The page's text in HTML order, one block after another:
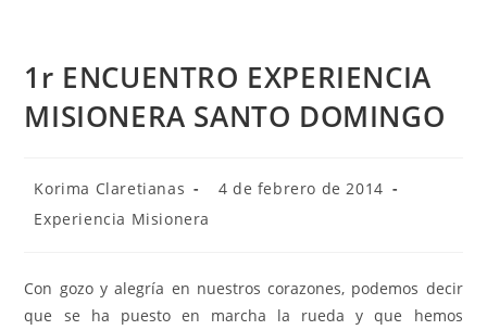
1r ENCUENTRO EXPERIENCIA
MISIONERA SANTO DOMINGO
Korima Claretianas
4 de febrero de 2014
Experiencia Misionera
Con gozo y alegría en nuestros corazones, podemos decir
que se ha puesto en marcha la rueda y que hemos